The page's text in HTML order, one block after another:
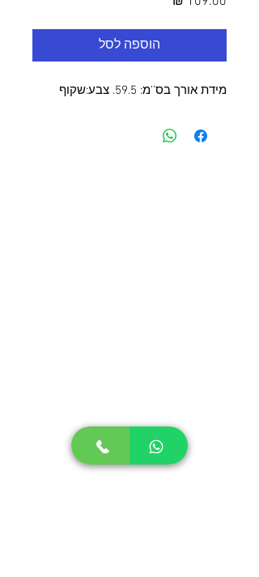
הוספה לסל
מידת אורך בס''מ: 59.5. צבע:שקוף